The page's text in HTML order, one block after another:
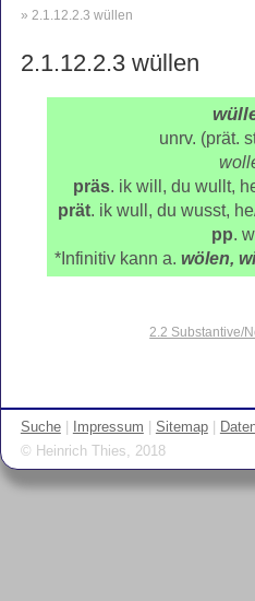
2.1.12.2.3 wüllen
2.1.12.2.3 wüllen
unrv. (prät.
präs. ik will, du wullt,
prät. ik wull, du wusst,
pp.
*Infinitiv kann a. wölen,
2.2 Substantive/
Suche| Impressum Sitemap|
© Heinrich Thies, 2018